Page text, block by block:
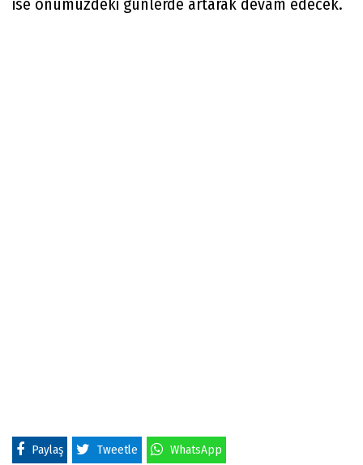
ise önümüzdeki günlerde artarak devam edecek.
Paylaş Tweetle WhatsApp